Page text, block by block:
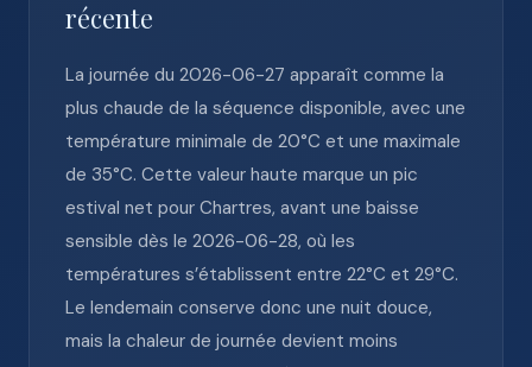
récente
La journée du 2026-06-27 apparaît comme la
plus chaude de la séquence disponible, avec une
température minimale de 20°C et une maximale
de 35°C. Cette valeur haute marque un pic
estival net pour Chartres, avant une baisse
sensible dès le 2026-06-28, où les
températures s’établissent entre 22°C et 29°C.
Le lendemain conserve donc une nuit douce,
mais la chaleur de journée devient moins